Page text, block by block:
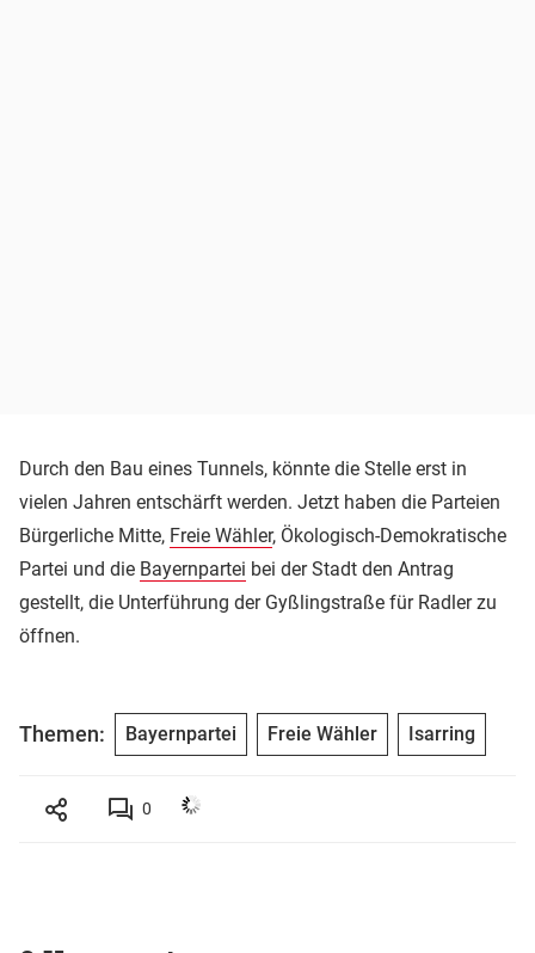
Durch den Bau eines Tunnels, könnte die Stelle erst in
vielen Jahren entschärft werden. Jetzt haben die Parteien
Bürgerliche Mitte, Freie Wähler, Ökologisch-Demokratische
Partei und die Bayernpartei bei der Stadt den Antrag
gestellt, die Unterführung der Gyßlingstraße für Radler zu
öffnen.
Themen: Bayernpartei Freie Wähler Isarring
0